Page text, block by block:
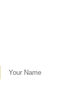
Your Name